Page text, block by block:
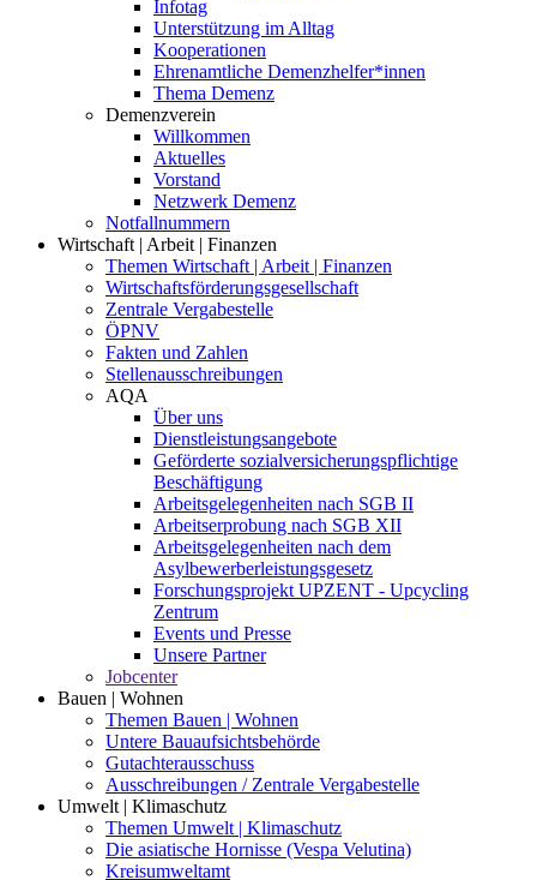
Infotag
Unterstützung im Alltag
Kooperationen
Ehrenamtliche Demenzhelfer*innen
Thema Demenz
Demenzverein
Willkommen
Aktuelles
Vorstand
Netzwerk Demenz
Notfallnummern
Wirtschaft | Arbeit | Finanzen
Themen Wirtschaft | Arbeit | Finanzen
Wirtschaftsförderungsgesellschaft
Zentrale Vergabestelle
ÖPNV
Fakten und Zahlen
Stellenausschreibungen
AQA
Über uns
Dienstleistungsangebote
Geförderte sozialversicherungspflichtige
Beschäftigung
Arbeitsgelegenheiten nach SGB II
Arbeitserprobung nach SGB XII
Arbeitsgelegenheiten nach dem
Asylbewerberleistungsgesetz
Forschungsprojekt UPZENT - Upcycling
Zentrum
Events und Presse
Unsere Partner
Jobcenter
Bauen | Wohnen
Themen Bauen | Wohnen
Untere Bauaufsichtsbehörde
Gutachterausschuss
Ausschreibungen / Zentrale Vergabestelle
Umwelt | Klimaschutz
Themen Umwelt | Klimaschutz
Die asiatische Hornisse (Vespa Velutina)
Kreisumweltamt